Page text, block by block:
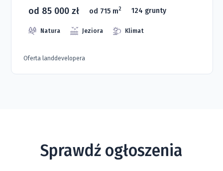
od 85 000 zł od 715 m2 124 grunty
Natura Jeziora Klimat
Oferta landdevelopera
Sprawdź ogłoszenia